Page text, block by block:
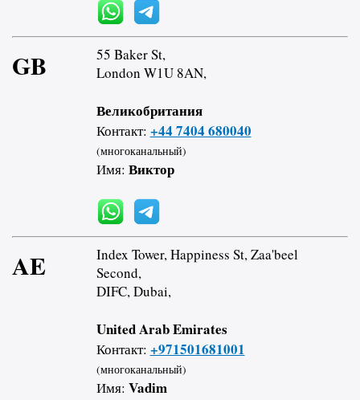
GB
55 Baker St,
London W1U 8AN,
Великобритания
Контакт: +44 7404 680040
(многоканальный)
Имя: Виктор
AE
Index Tower, Happiness St, Zaa'beel
Second,
DIFC, Dubai,
United Arab Emirates
Контакт: +971501681001
(многоканальный)
Имя: Vadim